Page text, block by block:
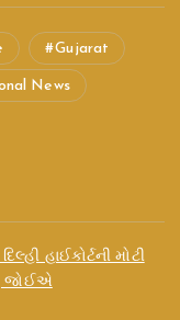
Gujarat
News
હાઈકોર્ટની મોટી
જોઈએ